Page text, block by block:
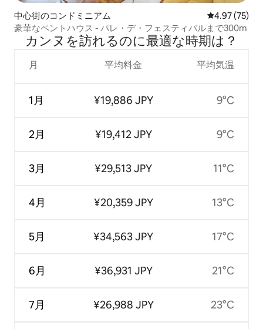
中心街のコンドミニアム レビュー75
4.97 (75)
豪華なペントハウス - パレ・デ・フェスティバルまで300m
カンヌを訪⁠れ⁠るの⁠に最⁠適⁠な時⁠期⁠は⁠？
月
1月
2月
3月
4月
5月
6月
7月
平均料金
¥19,886 JPY
¥19,412 JPY
¥29,513 JPY
¥20,359 JPY
¥34,563 JPY
¥36,931 JPY
¥26,988 JPY
平均気温
9°C
9°C
11°C
13°C
17°C
21°C
23°C